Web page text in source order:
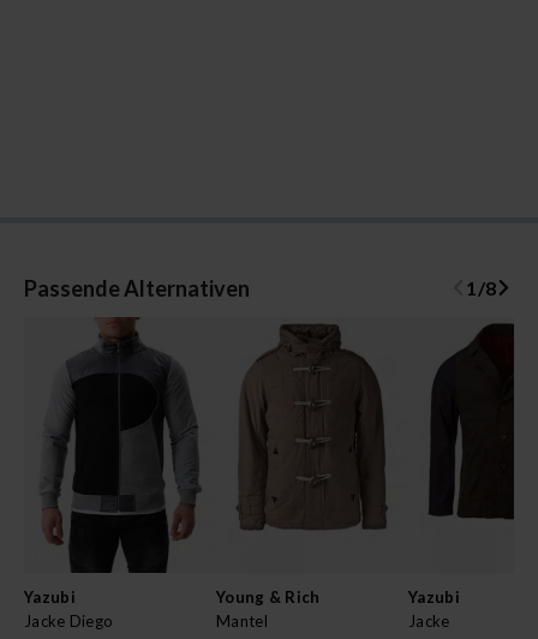
Passende Alternativen 1/8
Yazubi
Jacke Diego
Young & Rich
Mantel
Yazubi
Jacke